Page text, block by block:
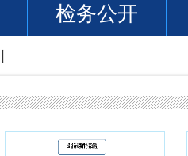
检务公开